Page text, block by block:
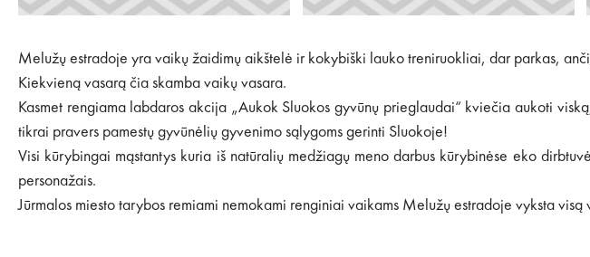
Melužų estradoje yra vaikų žaidimų aikštelė ir kokybiški lauko treniruokliai, dar parkas,
Kiekvieną vasarą čia skamba vaikų vasara.
Kasmet rengiama labdaros akcija „Aukok Sluokos gyvūnų prieglaudai“ kviečia aukoti
tikrai pravers pamestų gyvūnėlių gyvenimo sąlygoms gerinti Sluokoje!
Visi kūrybingai mąstantys kuria iš natūralių medžiagų meno darbus kūrybinėse eko
personažais.
Jūrmalos miesto tarybos remiami nemokami renginiai vaikams Melužų estradoje vyksta